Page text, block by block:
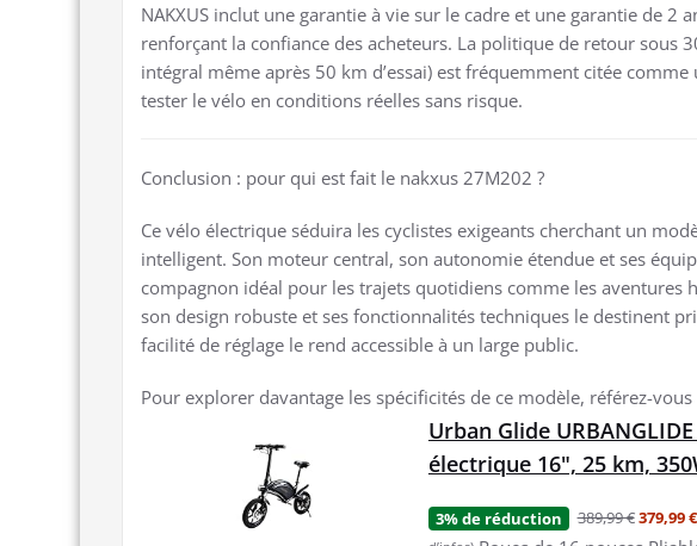
NAKXUS inclut une garantie à vie sur le cadre et une garantie de 2
renforçant la confiance des acheteurs. La politique de retour sous
intégral même après 50 km d’essai) est fréquemment citée
tester le vélo en conditions réelles sans risque.
Conclusion : pour qui est fait le nakxus 27M202 ?
Ce vélo électrique séduira les cyclistes exigeants cherchant un
intelligent. Son moteur central, son autonomie étendue et ses
compagnon idéal pour les trajets quotidiens comme les aventures
son design robuste et ses fonctionnalités techniques le destinent
facilité de réglage le rend accessible à un large public.
Pour explorer davantage les spécificités de ce modèle, référez-vous
Urban Glide
électrique 16", 25 km,
3% de réduction 389,99 €379,99 €